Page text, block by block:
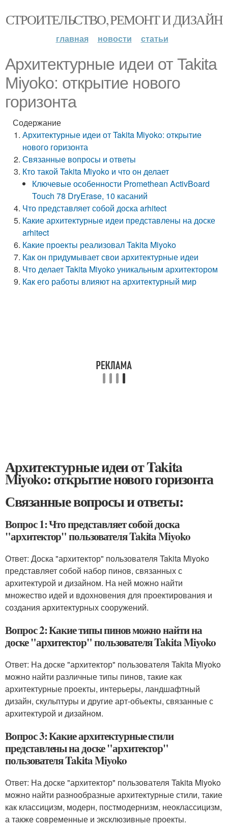
СТРОИТЕЛЬСТВО, РЕМОНТ И ДИЗАЙН
главная новости статьи
Архитектурные идеи от Takita
Miyoko: открытие нового
горизонта
Содержание
Архитектурные идеи от Takita Miyoko: открытие
нового горизонта
Связанные вопросы и ответы
Кто такой Takita Miyoko и что он делает
Ключевые особенности Promethean ActivBoard
Touch 78 DryErase, 10 касаний
Что представляет собой доска arhitect
Какие архитектурные идеи представлены на доске
arhitect
Какие проекты реализовал Takita Miyoko
Как он придумывает свои архитектурные идеи
Что делает Takita Miyoko уникальным архитектором
Как его работы влияют на архитектурный мир
Архитектурные идеи от Takita
Miyoko: открытие нового горизонта
Связанные вопросы и ответы:
Вопрос 1: Что представляет собой доска
"архитектор" пользователя Takita Miyoko
Ответ: Доска "архитектор" пользователя Takita Miyoko
представляет собой набор пинов, связанных с
архитектурой и дизайном. На ней можно найти
множество идей и вдохновения для проектирования и
создания архитектурных сооружений.
Вопрос 2: Какие типы пинов можно найти на
доске "архитектор" пользователя Takita Miyoko
Ответ: На доске "архитектор" пользователя Takita Miyoko
можно найти различные типы пинов, такие как
архитектурные проекты, интерьеры, ландшафтный
дизайн, скульптуры и другие арт-объекты, связанные с
архитектурой и дизайном.
Вопрос 3: Какие архитектурные стили
представлены на доске "архитектор"
пользователя Takita Miyoko
Ответ: На доске "архитектор" пользователя Takita Miyoko
можно найти разнообразные архитектурные стили, такие
как классицизм, модерн, постмодернизм, неоклассицизм,
а также современные и эксклюзивные проекты.